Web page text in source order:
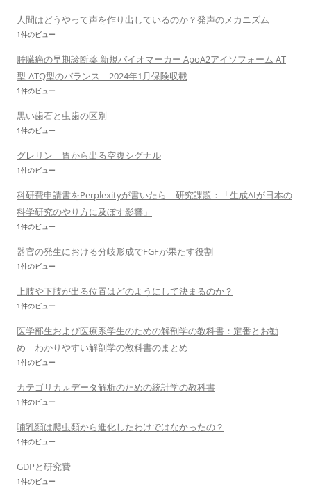
人間はどうやって声を作り出しているのか？発声のメカニズム
1件のビュー
膵臓癌の早期診断薬 新規バイオマーカー ApoA2アイソフォーム AT
型-ATQ型のバランス 2024年1月保険収載
1件のビュー
黒い歯石と虫歯の区別
1件のビュー
グレリン 胃から出る空腹シグナル
1件のビュー
科研費申請書をPerplexityが書いたら 研究課題：「生成AIが日本の
科学研究のやり方に及ぼす影響」
1件のビュー
器官の発生における分岐形成でFGFが果たす役割
1件のビュー
上肢や下肢が出る位置はどのようにして決まるのか？
1件のビュー
医学部生および医療系学生のための解剖学の教科書：定番とお勧
め わかりやすい解剖学の教科書のまとめ
1件のビュー
カテゴリカㇽデータ解析のための統計学の教科書
1件のビュー
哺乳類は爬虫類から進化したわけではなかったの？
1件のビュー
GDPと研究費
1件のビュー